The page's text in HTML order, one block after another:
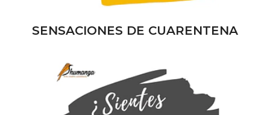
SENSACIONES DE CUARENTENA